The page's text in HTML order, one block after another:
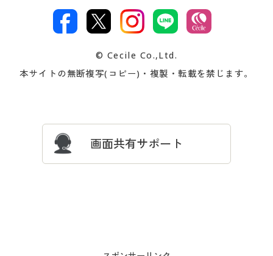
著作権・商標について 会社案内
プレゼント＆キャンペーン サイトマップ
交換・返品は お支払は
ついて
忘れの場合
© Cecile Co.,Ltd.
本サイトの無断複写(コピー)・複製・転載を禁じます。
画面共有サポート